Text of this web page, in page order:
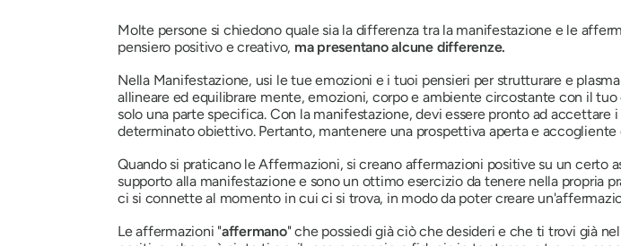
Molte persone si chiedono quale sia la differenza tra la manifestazione e le
pensiero positivo e creativo, ma presentano alcune differenze.
Nella Manifestazione, usi le tue emozioni e i tuoi pensieri per strutturare e
allineare ed equilibrare mente, emozioni, corpo e ambiente circostante con il
solo una parte specifica. Con la manifestazione, devi essere pronto ad
determinato obiettivo. Pertanto, mantenere una prospettiva aperta e
Quando si praticano le Affermazioni, si creano affermazioni positive su un certo
supporto alla manifestazione e sono un ottimo esercizio da tenere nella propria
ci si connette al momento in cui ci si trova, in modo da poter creare
Le affermazioni "affermano" che possiedi già ciò che desideri e che ti trovi già